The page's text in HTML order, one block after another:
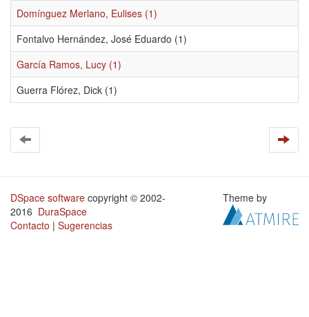
Domínguez Merlano, Eulises (1)
Fontalvo Hernández, José Eduardo (1)
García Ramos, Lucy (1)
Guerra Flórez, Dick (1)
DSpace software copyright © 2002-
2016 DuraSpace
Contacto | Sugerencias
Theme by